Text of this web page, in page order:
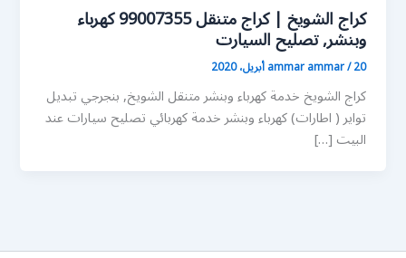
كراج الشويخ | كراج متنقل 99007355 كهرباء
وبنشر, تصليح السيارت
ammar ammar/20 أبريل، 2020
كراج الشويخ خدمة كهرباء وبنشر متنقل الشويخ, بنجرجي تبديل
تواير ( اطارات) كهرباء وبنشر خدمة كهربائي تصليح سيارات عند
البيت […]